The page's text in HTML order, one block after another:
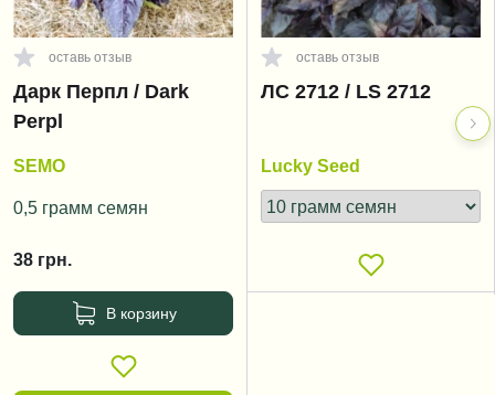
оставь отзыв
Дарк Перпл / Dark
Perpl
SEMO
0,5 грамм семян
38 грн.
В корзину
оставь отзыв
ЛС 2712 / LS 2712
Lucky Seed